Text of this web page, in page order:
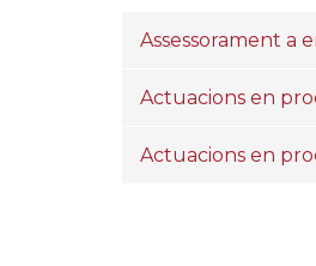
Assessorament a
Actuacions en
Actuacions en